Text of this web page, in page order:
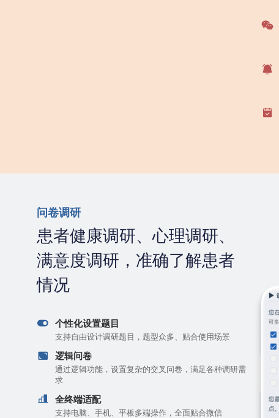
问卷调研
患者健康调研、心理调研、
满意度调研，准确了解患者
情况
个性化设置题目
支持自由设计调研题目，题型众多、贴合使用场景
逻辑问卷
通过逻辑功能，设置复杂的交叉问卷，满足各种调研需
求
全终端适配
支持电脑、手机、平板多端操作，全面贴合微信